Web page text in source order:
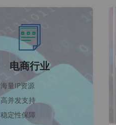
电商行业
海量IP资源
高并发支持
稳定性保障